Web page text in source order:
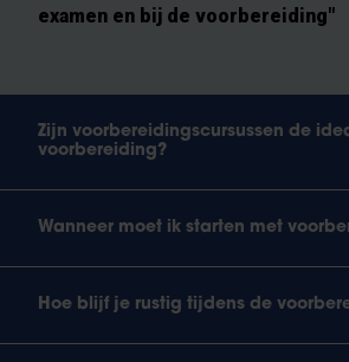
examen en bij de voorbereiding"
Zijn voorbereidingscursussen de
voorbereiding?
Wanneer moet ik starten met
Hoe blijf je rustig tijdens de